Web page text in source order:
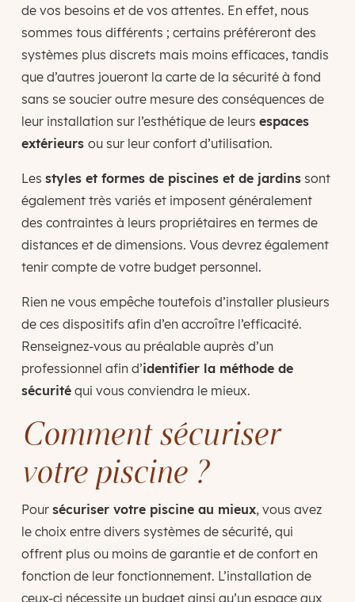
de vos besoins et de vos attentes. En effet, nous
sommes tous différents ; certains préféreront des
systèmes plus discrets mais moins efficaces, tandis
que d’autres joueront la carte de la sécurité à fond
sans se soucier outre mesure des conséquences de
leur installation sur l’esthétique de leurs espaces
extérieurs ou sur leur confort d’utilisation.
Les styles et formes de piscines et de jardinssont
également très variés et imposent généralement
des contraintes à leurs propriétaires en termes de
distances et de dimensions. Vous devrez également
tenir compte de votre budget personnel.
Rien ne vous empêche toutefois d’installer plusieurs
de ces dispositifs afin d’en accroître l’efficacité.
Renseignez-vous au préalable auprès d’un
professionnel afin d’identifier la méthode de
sécuritéqui vous conviendra le mieux.
Comment sécuriser
votre piscine ?
Pour sécuriser votre piscine au mieux, vous avez
le choix entre divers systèmes de sécurité, qui
offrent plus ou moins de garantie et de confort en
fonction de leur fonctionnement. L’installation de
ceux-ci nécessite un budget ainsi qu’un espace aux